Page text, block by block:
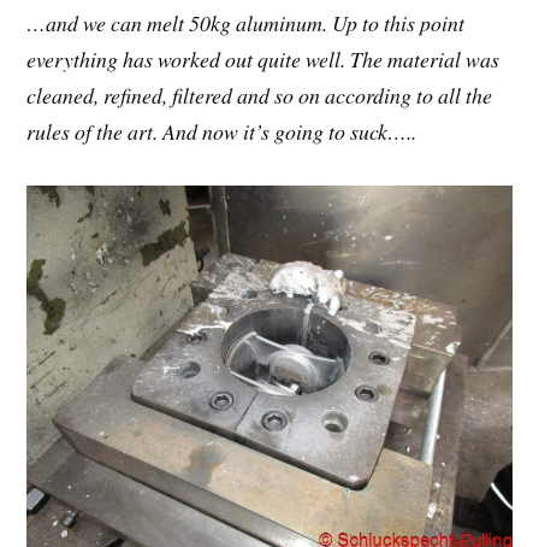
…and we can melt 50kg aluminum. Up to this point
everything has worked out quite well. The material was
cleaned, refined, filtered and so on according to all the
rules of the art. And now it’s going to suck…..